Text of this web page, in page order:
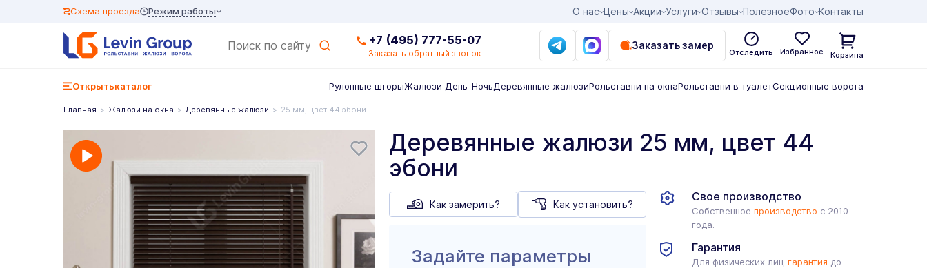
О нас Цены Акции Услуги Отзывы ПолезноеФото Контакты
Схема проезда Режим работы
+7 (495) 777-55-07
Заказать обратный звонок
Заказать замер
Отследить Избранное Корзина
Открытькаталог Рулонные шторыЖалюзи День-НочьДеревянные жалюзиРольставни на окнаРольставни в туалетСекционные ворота
Главная Жалюзи на окна Деревянные жалюзи 25 мм, цвет 44 эбони
Деревянные жалюзи 25 мм, цвет 44
эбони
Как замерить? Как установить?
Задайте параметры
Свое производство
Собственноепроизводство с 2010
года.
Гарантия
Для физических лицгарантия до